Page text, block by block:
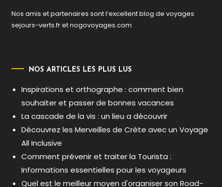
Nos amis et partenaires sont l’excellent blog de voyages
sejours-verts.fretnogovoyages.com
NOS ARTICLES LES PLUS LUS
Inspirations et orthographe : comment bien
souhaiter et passer de bonnes vacances
La cascade de la vis : un lieu a découvrir
Découvrez les Merveilles de Crète avec un Voyage
All Inclusive
Comment prévenir et traiter la Tourista :
Informations essentielles pour les voyageurs
Quel est le meilleur moyen d'organiser son Road-